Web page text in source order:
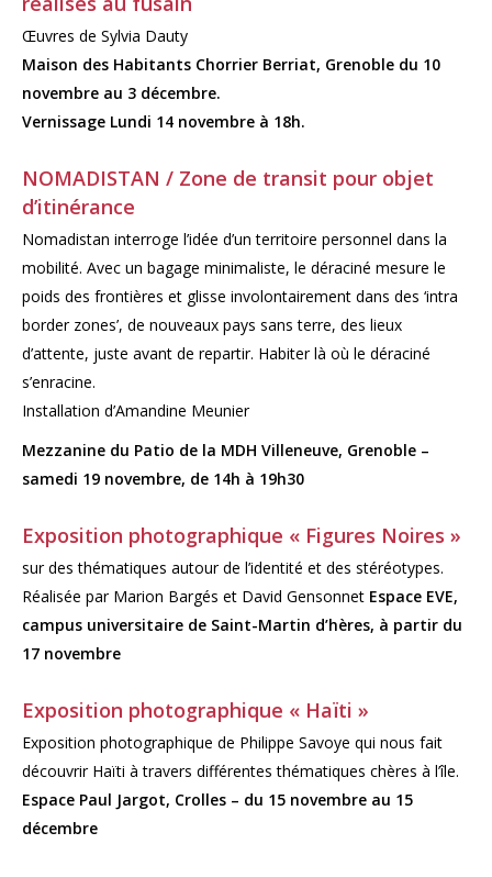
Œuvres de Sylvia Dauty
Maison des Habitants Chorrier Berriat, Grenoble du 10
novembre au 3 décembre.
Vernissage Lundi 14 novembre à 18h.
NOMADISTAN / Zone de transit pour objet
d’itinérance
Nomadistan interroge l’idée d’un territoire personnel dans la
mobilité. Avec un bagage minimaliste, le déraciné mesure le
poids des frontières et glisse involontairement dans des ‘intra
border zones’, de nouveaux pays sans terre, des lieux
d’attente, juste avant de repartir. Habiter là où le déraciné
s’enracine.
Installation d’Amandine Meunier
Mezzanine du Patio de la MDH Villeneuve, Grenoble –
samedi 19 novembre, de 14h à 19h30
Exposition photographique « Figures Noires »
sur des thématiques autour de l’identité et des stéréotypes.
Réalisée par Marion Bargés et David Gensonnet Espace EVE,
campus universitaire de Saint-Martin d’hères, à partir du
17 novembre
Exposition photographique « Haïti »
Exposition photographique de Philippe Savoye qui nous fait
découvrir Haïti à travers différentes thématiques chères à l’île.
Espace Paul Jargot, Crolles – du 15 novembre au 15
décembre